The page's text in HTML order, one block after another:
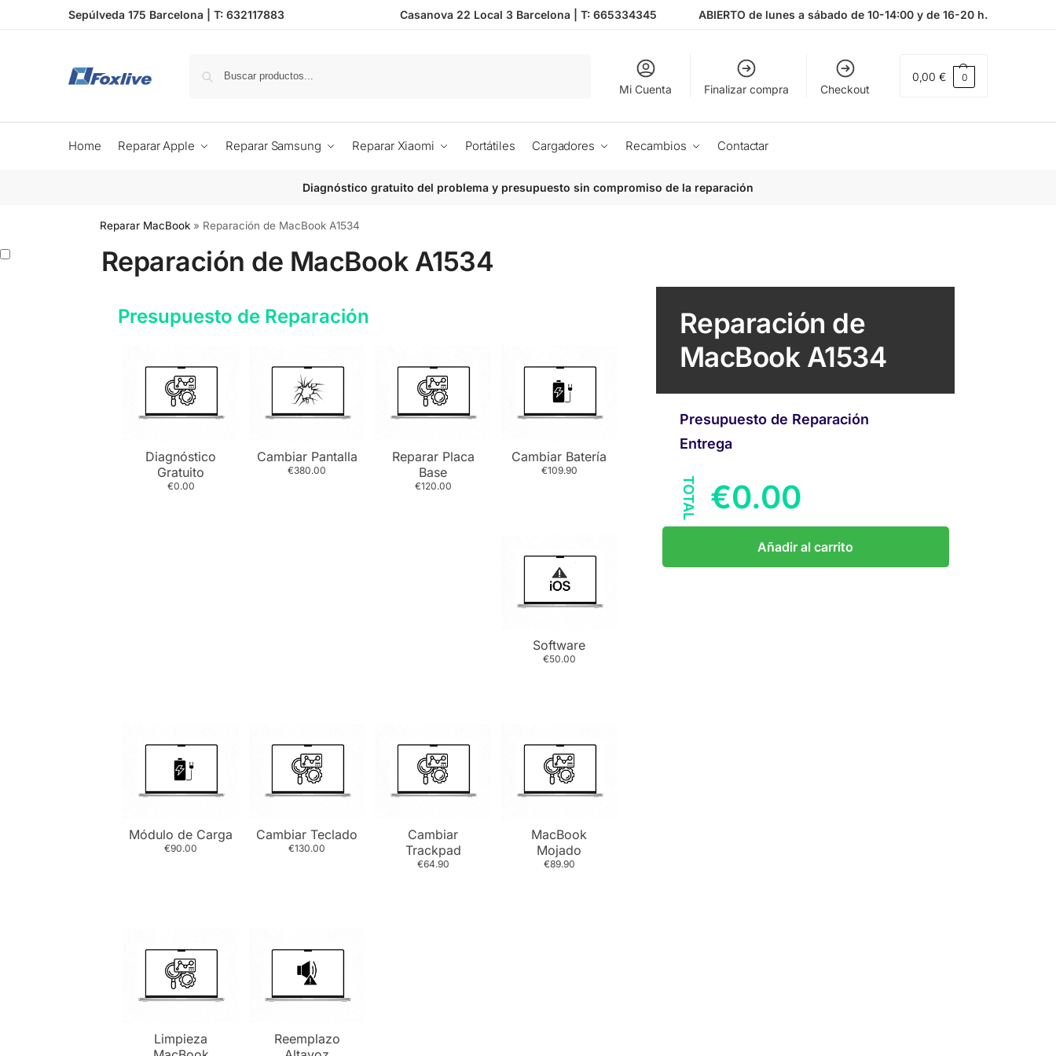
Sepúlveda 175 Barcelona | T: 632117883 Casanova 22 Local 3 Barcelona | T: 665334345 ABIERTO de lunes a sábado de 10-14:00 y de 16-20 h.
Mi Cuenta Finalizar compra Checkout
0,00€ 0
Home Reparar Apple Reparar Samsung Reparar Xiaomi Portátiles Cargadores Recambios Contactar
Diagnóstico gratuito del problema y presupuesto sin compromiso de la reparación
Reparar MacBook » Reparación de MacBook A1534
Reparación de MacBook A1534
Presupuesto de Reparación
Diagnóstico
Gratuito
€0.00
Cambiar Pantalla
€380.00
Reparar Placa
Base
€120.00
Cambiar Batería
€109.90
Software
€50.00
Módulo de Carga
€90.00
Cambiar Teclado
€130.00
Cambiar
Trackpad
€64.90
MacBook
Mojado
€89.90
Limpieza
Reemplazo
Reparación de
MacBook A1534
Presupuesto de Reparación
Entrega
TOTAL €0.00
Añadir al carrito